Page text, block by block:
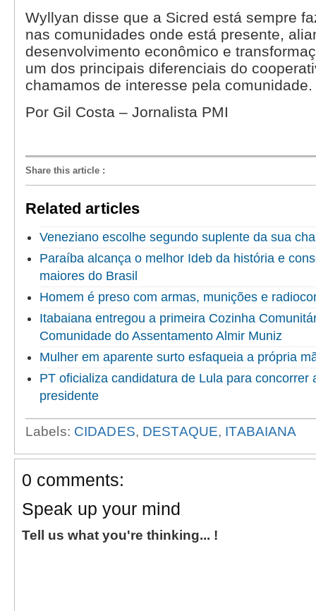
Wyllyan disse que a Sicred está sempre
nas comunidades onde está presente,
desenvolvimento econômico e
um dos principais diferenciais do
chamamos de interesse pela comunidade.
Por Gil Costa – Jornalista PMI
Share this article :
Related articles
Veneziano escolhe segundo suplente da sua
Paraíba alcança o melhor Ideb da história e
maiores do Brasil
Homem é preso com armas, munições e
Itabaiana entregou a primeira Cozinha
Comunidade do Assentamento Almir Muniz
Mulher em aparente surto esfaqueia a própria
PT oficializa candidatura de Lula para concorrer
presidente
Labels: CIDADES, DESTAQUE, ITABAIANA
0 comments:
Speak up your mind
Tell us what you're thinking... !